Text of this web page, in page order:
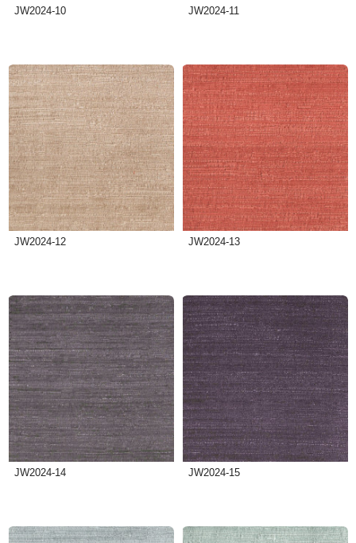
JW2024-10 JW2024-11
JW2024-12 JW2024-13
JW2024-14 JW2024-15